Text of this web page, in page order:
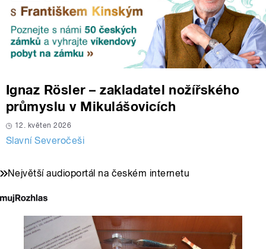
Ignaz Rösler – zakladatel nožířského
průmyslu v Mikulášovicích
12. květen 2026
Slavní Severočeši
Největší audioportál na českém internetu